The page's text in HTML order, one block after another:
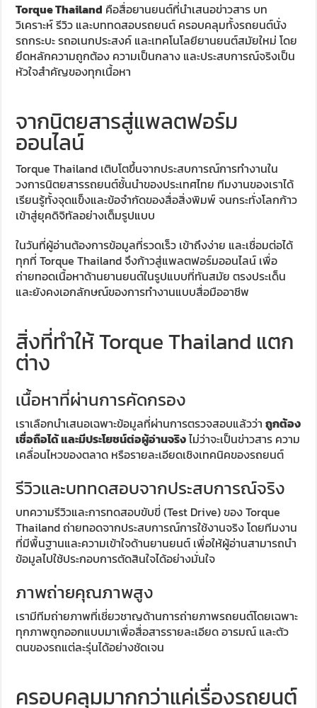
ขับ ISUZU V-CROSS 4X4 ลุยลาวใต้ พิสูจน์ตัวจริงทุกเส้นทาง
รีวิว ลองขับ กิจกรรม “MG EV FAMILY TRIP” ครั้งแรกของก
Torque Thailand คือสื่อยานยนต์ที่นำเสนอข่าวสาร บท
วิเคราะห์ รีวิว และบททดสอบรถยนต์ ครอบคลุมทั้งรถยนต์นั่ง
รถกระบะ รถอเนกประสงค์ และเทคโนโลยียานยนต์สมัยใหม่ โดย
ยึดหลักความถูกต้อง ความเป็นกลาง และประสบการณ์จริงเป็น
หัวใจสำคัญของทุกเนื้อหา
จากนิตยสารสู่แพลตฟอร์ม
ออนไลน์
Torque Thailand เติบโตขึ้นจากประสบการณ์การทำงานใน
วงการนิตยสารรถยนต์ชั้นนำของประเทศไทย ทีมงานของเราได้
เรียนรู้ทั้งจุดแข็งและข้อจำกัดของสื่อสิ่งพิมพ์ จนกระทั่งโลกก้าว
เข้าสู่ยุคดิจิทัลอย่างเต็มรูปแบบ
ในวันที่ผู้อ่านต้องการข้อมูลที่รวดเร็ว เข้าถึงง่าย และเชื่อมต่อได้
ทุกที่ Torque Thailand จึงก้าวสู่แพลตฟอร์มออนไลน์ เพื่อ
ถ่ายทอดเนื้อหาด้านยานยนต์ในรูปแบบที่ทันสมัย ตรงประเด็น
และยังคงเอกลักษณ์ของการทำงานแบบสื่อมืออาชีพ
สิ่งที่ทำให้ Torque Thailand แตก
ต่าง
เนื้อหาที่ผ่านการคัดกรอง
เราเลือกนำเสนอเฉพาะข้อมูลที่ผ่านการตรวจสอบแล้วว่าถูกต้อง
เชื่อถือได้ และมีประโยชน์ต่อผู้อ่านจริงไม่ว่าจะเป็นข่าวสาร ความ
เคลื่อนไหวของตลาด หรือรายละเอียดเชิงเทคนิคของรถยนต์
รีวิวและบททดสอบจากประสบการณ์จริง
บทความรีวิวและการทดสอบขับขี่ (Test Drive) ของ Torque
Thailand ถ่ายทอดจากประสบการณ์การใช้งานจริง โดยทีมงาน
ที่มีพื้นฐานและความเข้าใจด้านยานยนต์ เพื่อให้ผู้อ่านสามารถนำ
ข้อมูลไปใช้ประกอบการตัดสินใจได้อย่างมั่นใจ
ภาพถ่ายคุณภาพสูง
เรามีทีมถ่ายภาพที่เชี่ยวชาญด้านการถ่ายภาพรถยนต์โดยเฉพาะ
ทุกภาพถูกออกแบบมาเพื่อสื่อสารรายละเอียด อารมณ์ และตัว
ตนของรถแต่ละรุ่นได้อย่างชัดเจน
ครอบคลุมมากกว่าแค่เรื่องรถยนต์